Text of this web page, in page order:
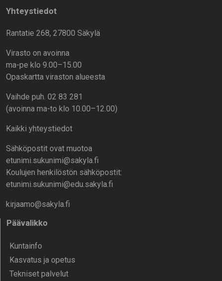
Yhteystiedot
Rantatie 268, 27800 Säkylä
Virasto on avoinna
ma-pe klo 9.00–15.00
Opaskartta viraston alueesta
Vaihde puh. 02 83 281
(avoinna ma-to klo 10.00–12.00)
Kaikki yhteystiedot
Sähköpostit ovat muotoa
etunimi.sukunimi@sakyla.fi
Koulujen henkilöstön sähköpostit:
etunimi.sukunimi@edu.sakyla.fi
kirjaamo@sakyla.fi
Päävalikko
Kunta­info
Kasvatus ja opetus
Tekniset palvelut